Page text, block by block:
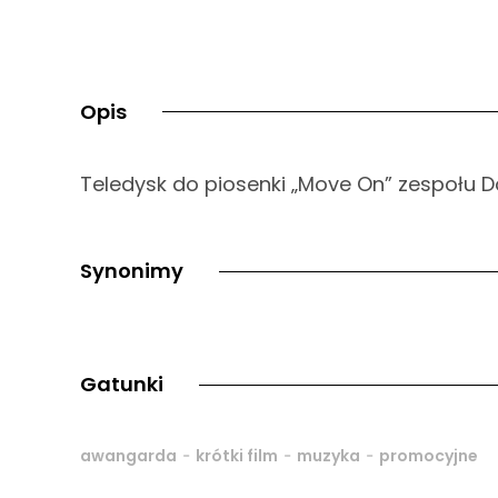
Opis
Teledysk do piosenki „Move On” zespołu
Synonimy
Gatunki
awangarda - krótki film - muzyka - promocyjne